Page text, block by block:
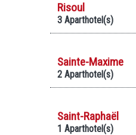
Risoul
3 Aparthotel(s)
Sainte-Maxime
2 Aparthotel(s)
Saint-Raphaël
1 Aparthotel(s)